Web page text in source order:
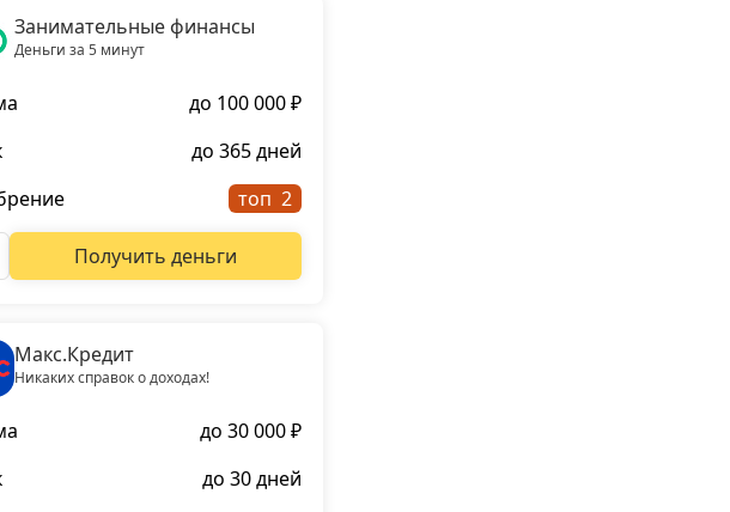
Занимательные финансы
Деньги за 5 минут
до 100 000 ₽
до 365 дней
топ
Получить деньги
Макс.Кредит
Никаких справок о доходах!
до 30 000 ₽
до 30 дней